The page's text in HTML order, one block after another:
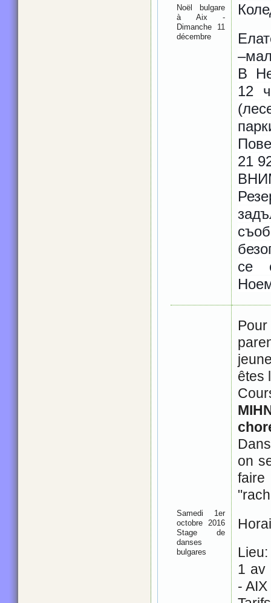
Noël bulgare
à Aix -
Dimanche 11
décembre
В
12
21
се
Samedi 1er
octobre 2016
Stage de
danses
bulgares
êtes
on
1 av
-